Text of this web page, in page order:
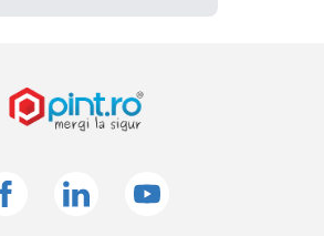
FacebookLinkedin Youtube